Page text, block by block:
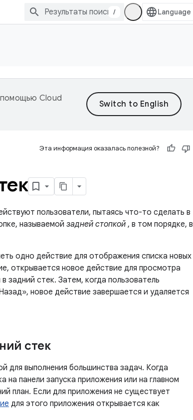
/
помощью Cloud
Эта информация оказалась полезной?
пользователи, пытаясь что-то сделать в
называемой задней стопкой , в том порядке, в
одно действие для отображения списка новых
открывается новое действие для просмотра
стек. Затем, когда пользователь
новое действие завершается и удаляется
стек
для выполнения большинства задач. Когда
на панели запуска приложения или на главном
план. Если для приложения не существует
для этого приложения открывается как